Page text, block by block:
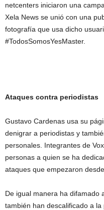
netcenters iniciaron una
Xela News se unió con una
fotografía que usa dicho
#TodosSomosYesMaster.
Ataques contra periodistas
Gustavo Cardenas usa su
denigrar a periodistas y
personales. Integrantes de
personas a quien se ha
ataques que empezaron
De igual manera ha difamado
también han descalificado a